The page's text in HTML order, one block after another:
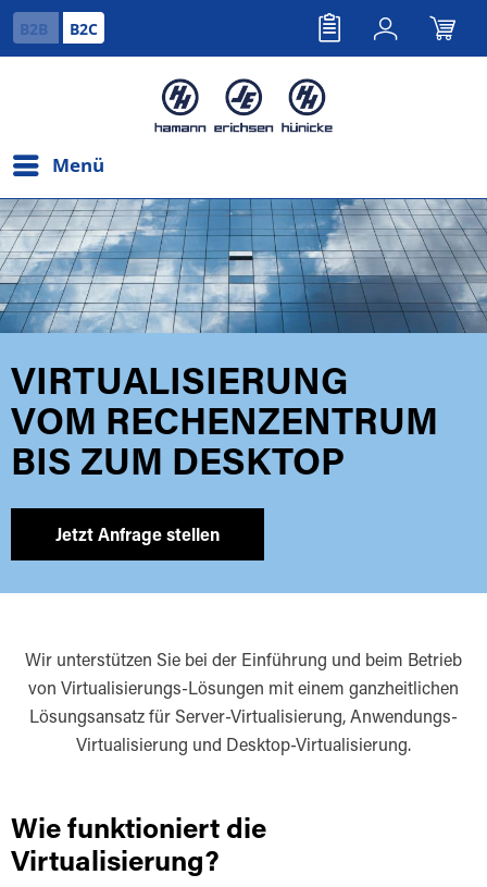
B2B B2C
Menü
VIRTUALISIERUNG
VOM RECHENZENTRUM
BIS ZUM DESKTOP
Jetzt Anfrage stellen
Wir unterstützen Sie bei der Einführung und beim Betrieb
von Virtualisierungs-Lösungen mit einem ganzheitlichen
Lösungsansatz für Server-Virtualisierung, Anwendungs-
Virtualisierung und Desktop-Virtualisierung.
Wie funktioniert die
Virtualisierung?